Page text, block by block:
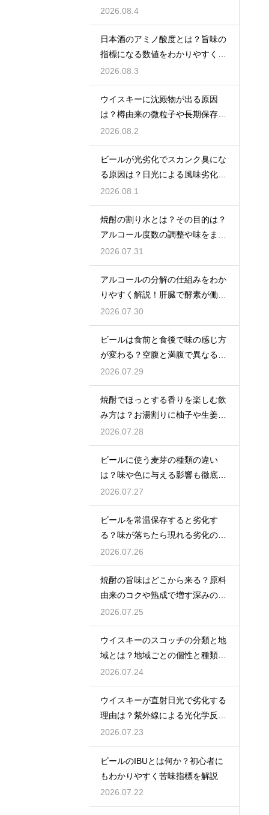
格焼酎で体が温まる
2026.08.4
日本酒のアミノ酸度とは？旨味の
指標になる数値をわかりやすく解
説
2026.08.3
ウイスキーに沈殿物が出る原因
は？樽由来の微粒子や長期保存で
成分が析出するため
2026.08.2
ビールが光劣化でスカンク臭にな
る原因は？日光による風味劣化を
解説
2026.08.1
焼酎の割り水とは？その目的は？
アルコール度数の調整や味をまろ
やかにする効果を解説
2026.07.31
アルコールの分解の仕組みをわか
りやすく解説！肝臓で酵素が働き
アセトアルデヒドに変化して無害
化
2026.07.30
ビールは食前と食後で味の感じ方
が変わる？空腹と満腹で異なる味
覚の感じ方を解説
2026.07.29
焼酎でほっとする香りを楽しむ飲
み方は？お湯割りに柚子や生姜を
加えてリラックス効果を実感
2026.07.28
ビールに使う麦芽の種類の違い
は？味や色に与える影響も徹底解
説
2026.07.27
ビールを常温保存すると劣化す
る？味が落ちたら現れる劣化のサ
インを解説
2026.07.26
焼酎の旨味はどこから来る？原料
由来のコクや熟成で増す深みの秘
密を解説
2026.07.25
ウイスキーのスコッチの分類と地
域とは？地域ごとの個性と種類を
解説
2026.07.24
ウイスキーが直射日光で劣化する
理由は？紫外線による光化学反応
で風味が損なわれるため
2026.07.23
ビールのIBUとは何か？初心者に
もわかりやすく苦味指標を解説
2026.07.22